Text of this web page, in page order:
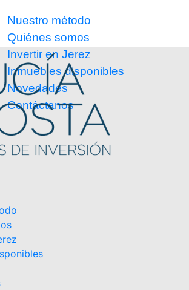
Nuestro método
Quiénes somos
Invertir en Jerez
Inmuebles disponibles
Novedades
Contáctanos